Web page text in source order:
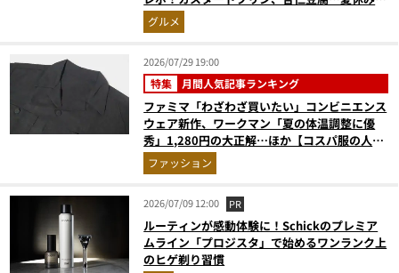
おやつに最強すぎた
グルメ
2026/07/29 19:00
特集 月間人気記事ランキング
ファミマ「わざわざ買いたい」コンビニエンス
ウェア新作、ワークマン「夏の体温調整に優
秀」1,280円の大正解…ほか【コスパ服の人気
記事ランキングベスト3】（2026年6月版）
ファッション
2026/07/09 12:00 PR
ルーティンが感動体験に！Schickのプレミア
ムライン「プロジスタ」で始めるワンランク上
のヒゲ剃り習慣